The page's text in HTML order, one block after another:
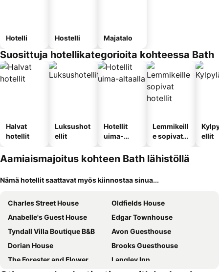
Hotelli Hostelli Majatalo
Suosittuja hotellikategorioita kohteessa Bath
Halvat
hotellit
Luksushot
ellit
Hotellit
uima-
Lemmikeill
e sopivat
ellit
Aamiaismajoitus kohteen Bath lähistöllä
Nämä hotellit saattavat myös kiinnostaa sinua...
Charles Street House
Oldfields House
Anabelle's Guest House
Edgar Townhouse
Tyndall Villa Boutique B&B
Avon Guesthouse
Dorian House
Brooks Guesthouse
The Forester and Flower
Langley Inn